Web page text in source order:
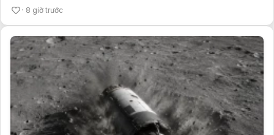
8 giờ trước